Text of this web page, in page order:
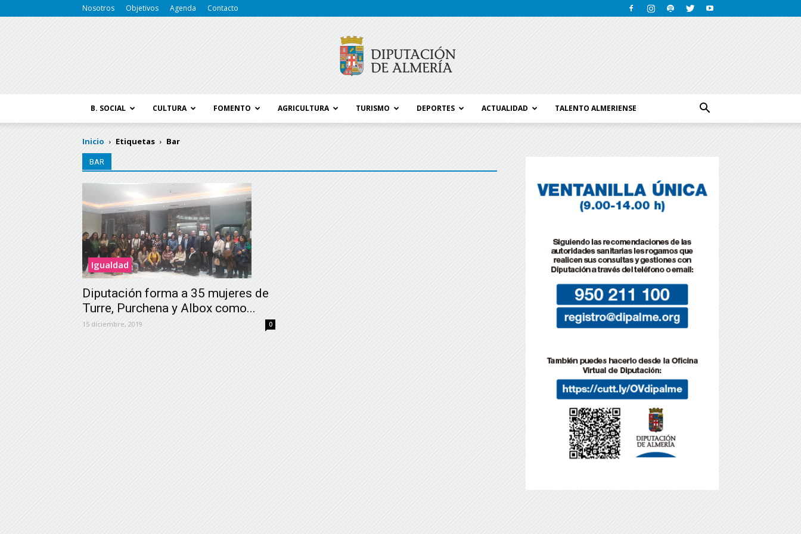
Nosotros Objetivos Agenda Contacto
B. SOCIAL CULTURA FOMENTO AGRICULTURA TURISMO DEPORTES ACTUALIDAD TALENTO ALMERIENSE
Inicio Etiquetas Bar
BAR
Igualdad
Diputación forma a 35 mujeres de
Turre, Purchena y Albox como...
15 diciembre, 2019 0